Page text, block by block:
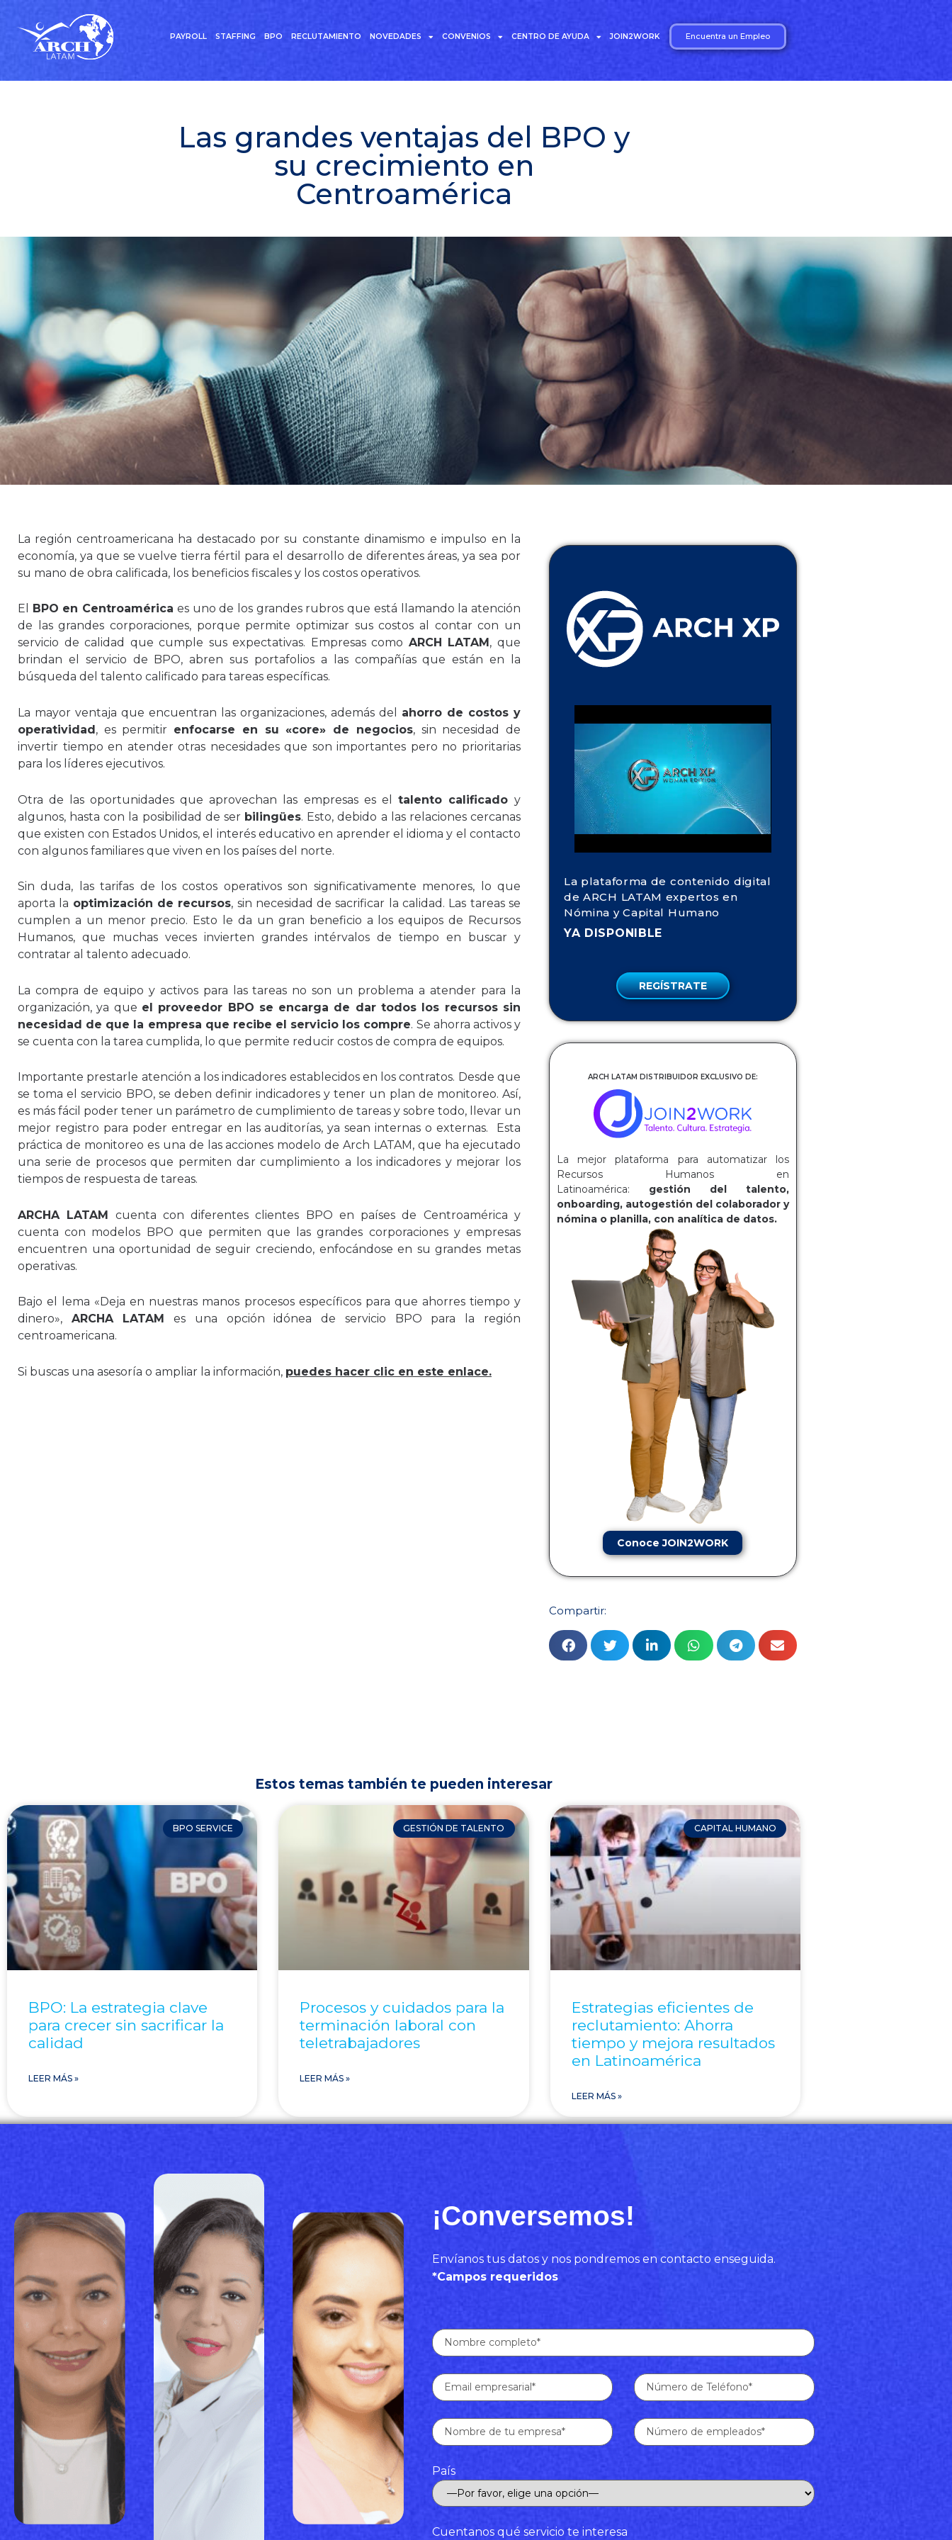
PAYROLL STAFFING BPO RECLUTAMIENTO NOVEDADES CONVENIOS CENTRO DE AYUDA JOIN2WORK Encuentra un Empleo
Las grandes ventajas del BPO y
su crecimiento en
Centroamérica
La región centroamericana ha destacado por su constante dinamismo e impulso en la
economía, ya que se vuelve tierra fértil para el desarrollo de diferentes áreas, ya sea por
su mano de obra calificada, los beneficios fiscales y los costos operativos.
El BPO en Centroamérica es uno de los grandes rubros que está llamando la atención
de las grandes corporaciones, porque permite optimizar sus costos al contar con un
servicio de calidad que cumple sus expectativas. Empresas como ARCH LATAM , que
brindan el servicio de BPO, abren sus portafolios a las compañías que están en la
búsqueda del talento calificado para tareas específicas.
La mayor ventaja que encuentran las organizaciones, además del ahorro de costos y
operatividad, es permitir enfocarse en su «core» de negocios, sin necesidad de
invertir tiempo en atender otras necesidades que son importantes pero no prioritarias
para los líderes ejecutivos.
Otra de las oportunidades que aprovechan las empresas es el talento calificado y
algunos, hasta con la posibilidad de ser bilingües. Esto, debido a las relaciones cercanas
que existen con Estados Unidos, el interés educativo en aprender el idioma y el contacto
con algunos familiares que viven en los países del norte.
Sin duda, las tarifas de los costos operativos son significativamente menores, lo que
aporta la optimización de recursos, sin necesidad de sacrificar la calidad. Las tareas se
cumplen a un menor precio. Esto le da un gran beneficio a los equipos de Recursos
Humanos, que muchas veces invierten grandes intérvalos de tiempo en buscar y
contratar al talento adecuado.
La compra de equipo y activos para las tareas no son un problema a atender para la
organización, ya que el proveedor BPO se encarga de dar todos los recursos sin
necesidad de que la empresa que recibe el servicio los compre. Se ahorra activos y
se cuenta con la tarea cumplida, lo que permite reducir costos de compra de equipos.
Importante prestarle atención a los indicadores establecidos en los contratos. Desde que
se toma el servicio BPO, se deben definir indicadores y tener un plan de monitoreo. Así,
es más fácil poder tener un parámetro de cumplimiento de tareas y sobre todo, llevar un
mejor registro para poder entregar en las auditorías, ya sean internas o externas. Esta
práctica de monitoreo es una de las acciones modelo de Arch LATAM, que ha ejecutado
una serie de procesos que permiten dar cumplimiento a los indicadores y mejorar los
tiempos de respuesta de tareas.
ARCHA LATAM cuenta con diferentes clientes BPO en países de Centroamérica y
cuenta con modelos BPO que permiten que las grandes corporaciones y empresas
encuentren una oportunidad de seguir creciendo, enfocándose en su grandes metas
operativas.
Bajo el lema «Deja en nuestras manos procesos específicos para que ahorres tiempo y
dinero», ARCHA LATAM
es una opción idónea de servicio BPO para la región
centroamericana.
Si buscas una asesoría o ampliar la información, puedes hacer clic en este enlace.
La plataforma de contenido digital
de ARCH LATAM expertos en
Nómina y Capital Humano
YA DISPONIBLE
REGÍSTRATE
ARCH LATAM DISTRIBUIDOR EXCLUSIVO DE:
La mejor plataforma para automatizar los
Recursos Humanos en
Latinoamérica: gestión del talento,
onboarding, autogestión del colaborador y
nómina o planilla, con analítica de datos.
Conoce JOIN2WORK
Compartir:
Estos temas también te pueden interesar
BPO SERVICE
BPO: La estrategia clave
para crecer sin sacrificar la
calidad
LEER MÁS »
GESTIÓN DE TALENTO
Procesos y cuidados para la
terminación laboral con
teletrabajadores
LEER MÁS »
CAPITAL HUMANO
Estrategias eficientes de
reclutamiento: Ahorra
tiempo y mejora resultados
en Latinoamérica
LEER MÁS »
¡Conversemos!
Envíanos tus datos y nos pondremos en contacto enseguida.
*Campos requeridos
País
Cuentanos qué servicio te interesa